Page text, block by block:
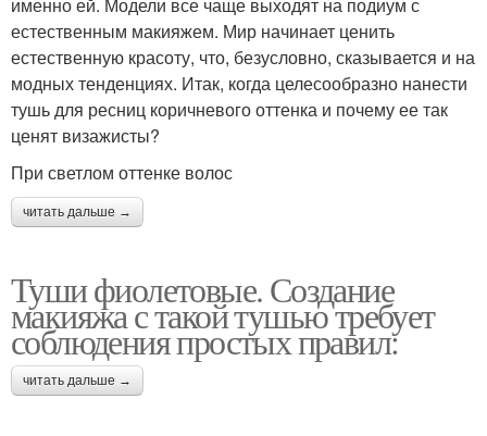
естественным макияжем. Мир начинает ценить
естественную красоту, что, безусловно, сказывается и на
модных тенденциях. Итак, когда целесообразно нанести
тушь для ресниц коричневого оттенка и почему ее так
ценят визажисты?
При светлом оттенке волос
читать дальше →
Туши фиолетовые. Создание
макияжа с такой тушью требует
соблюдения простых правил:
читать дальше →